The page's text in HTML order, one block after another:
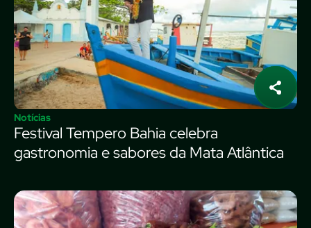
Notícias
Festival Tempero Bahia celebra
gastronomia e sabores da Mata Atlântica